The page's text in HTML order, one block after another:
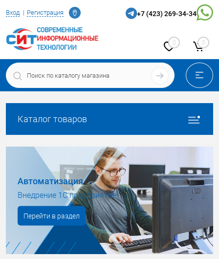
Вход РегистрацияСамара +7 (423) 269-34-34
0 0
Каталог товаров
Автоматизация
Внедрение 1С предприятие
Перейти в раздел